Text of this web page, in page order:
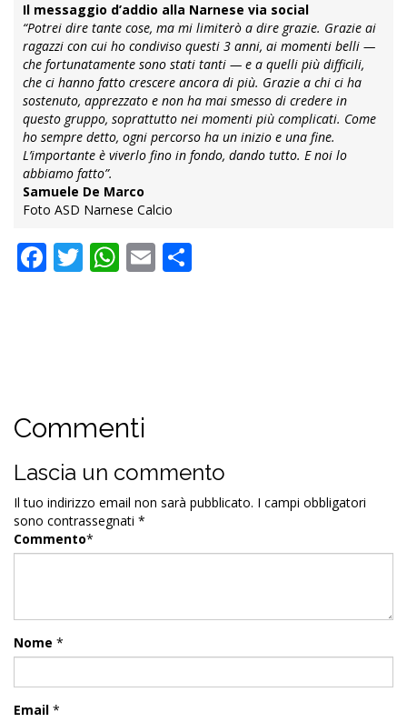
Il messaggio d’addio alla Narnese via social
“Potrei dire tante cose, ma mi limiterò a dire grazie. Grazie ai
ragazzi con cui ho condiviso questi 3 anni, ai momenti belli —
che fortunatamente sono stati tanti — e a quelli più difficili,
che ci hanno fatto crescere ancora di più. Grazie a chi ci ha
sostenuto, apprezzato e non ha mai smesso di credere in
questo gruppo, soprattutto nei momenti più complicati. Come
ho sempre detto, ogni percorso ha un inizio e una fine.
L’importante è viverlo fino in fondo, dando tutto. E noi lo
abbiamo fatto”.
Samuele De Marco
Foto ASD Narnese Calcio
Facebook
Twitter
WhatsApp
Email
Commenti
Lascia un commento
Il tuo indirizzo email non sarà pubblicato. I campi obbligatori
sono contrassegnati *
Commento*
Nome *
Email *